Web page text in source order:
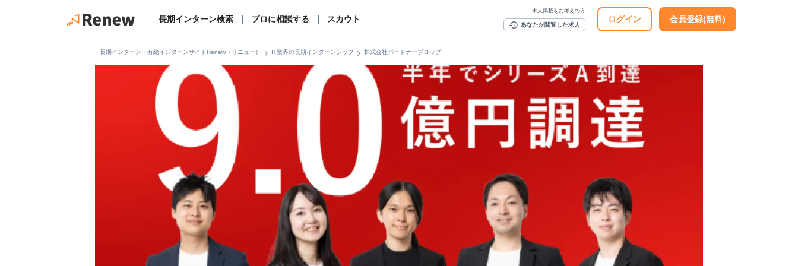
長期インターン検索 プロに相談する スカウト
求人掲載をお考えの方
history あなたが閲覧した求人
ログイン 会員登録(無料)
長期インターン・有給インターンサイトRenew（リニュー） chevron_right IT業界の長期インターンシップchevron_right 株式会社パートナープロップ